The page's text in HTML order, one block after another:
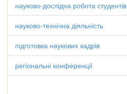
науково-дослідна робота студентів
науково-технічна діяльність
підготовка наукових кадрів
регіональні конференції